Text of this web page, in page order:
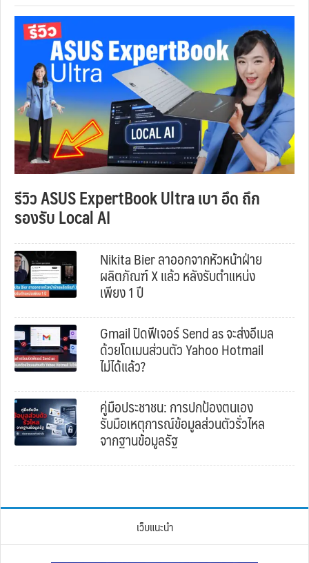
รีวิว ASUS ExpertBook Ultra เบา อึด ถึก
รองรับ Local AI
Nikita Bier ลาออกจากหัวหน้าฝ่าย
ผลิตภัณฑ์ X แล้ว หลังรับตำแหน่ง
เพียง 1 ปี
Gmail ปิดฟีเจอร์ Send as จะส่งอีเมล
ด้วยโดเมนส่วนตัว Yahoo Hotmail
ไม่ได้แล้ว?
คู่มือประชาชน: การปกป้องตนเอง
รับมือเหตุการณ์ข้อมูลส่วนตัวรั่วไหล
จากฐานข้อมูลรัฐ
เว็บแนะนำ